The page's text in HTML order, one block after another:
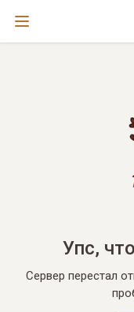
Упс,
Сервер перестал